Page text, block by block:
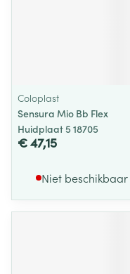
Coloplast
Sensura Mio Bb Flex
Huidplaat 5 18705
€ 47,15
Niet beschikbaar